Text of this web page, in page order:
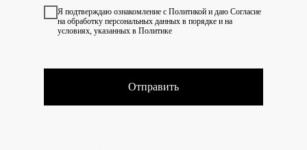
Я подтверждаю ознакомление с Политикой и даю Согласие
на обработку персональных данных в порядке и на
условиях, указанных в Политике
Отправить